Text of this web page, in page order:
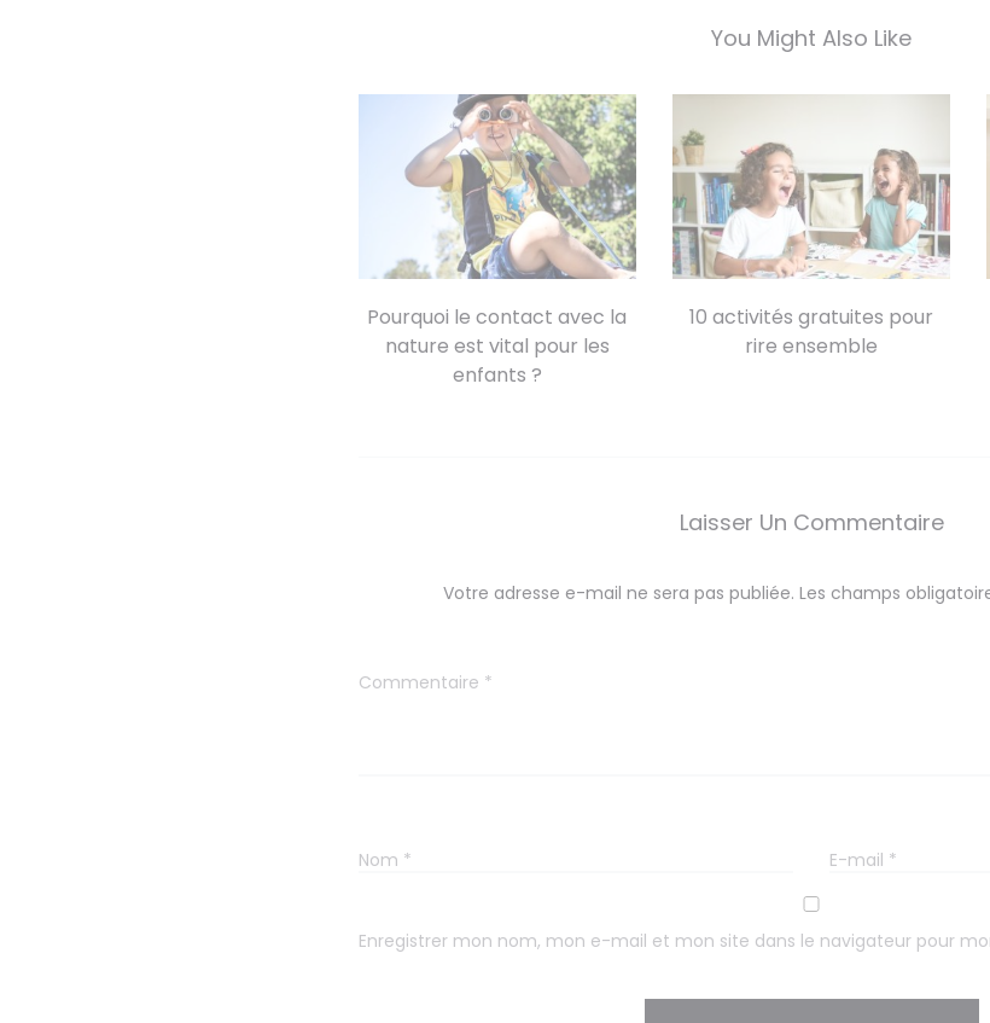
You Might Also Like
Pourquoi le contact avec la
nature est vital pour les
enfants ?
10 activités gratuites pour
rire ensemble
Laisser Un Commentaire
Votre adresse e-mail ne sera pas publiée. Les champs
Commentaire *
Nom * E-mail *
Enregistrer mon nom, mon e-mail et mon site dans le navigateur pour